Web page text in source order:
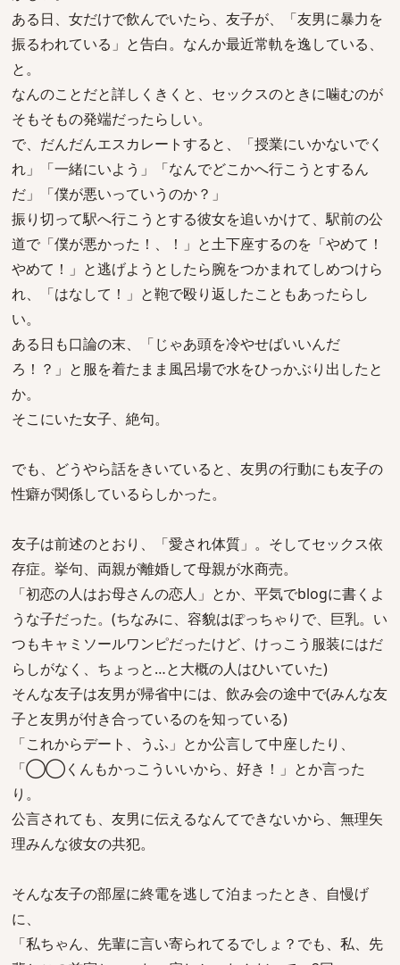
ある日、女だけで飲んでいたら、友子が、「友男に暴力を
振るわれている」と告白。なんか最近常軌を逸している、
と。
なんのことだと詳しくきくと、セックスのときに噛むのが
そもそもの発端だったらしい。
で、だんだんエスカレートすると、「授業にいかないでく
れ」「一緒にいよう」「なんでどこかへ行こうとするん
だ」「僕が悪いっていうのか？」
振り切って駅へ行こうとする彼女を追いかけて、駅前の公
道で「僕が悪かった！、！」と土下座するのを「やめて！
やめて！」と逃げようとしたら腕をつかまれてしめつけら
れ、「はなして！」と鞄で殴り返したこともあったらし
い。
ある日も口論の末、「じゃあ頭を冷やせばいいんだ
ろ！？」と服を着たまま風呂場で水をひっかぶり出したと
か。
そこにいた女子、絶句。
でも、どうやら話をきいていると、友男の行動にも友子の
性癖が関係しているらしかった。
友子は前述のとおり、「愛され体質」。そしてセックス依
存症。挙句、両親が離婚して母親が水商売。
「初恋の人はお母さんの恋人」とか、平気でblogに書くよ
うな子だった。(ちなみに、容貌はぽっちゃりで、巨乳。い
つもキャミソールワンピだったけど、けっこう服装にはだ
らしがなく、ちょっと…と大概の人はひいていた)
そんな友子は友男が帰省中には、飲み会の途中で(みんな友
子と友男が付き合っているのを知っている)
「これからデート、うふ」とか公言して中座したり、
「◯◯くんもかっこういいから、好き！」とか言った
り。
公言されても、友男に伝えるなんてできないから、無理矢
理みんな彼女の共犯。
そんな友子の部屋に終電を逃して泊まったとき、自慢げ
に、
「私ちゃん、先輩に言い寄られてるでしょ？でも、私、先